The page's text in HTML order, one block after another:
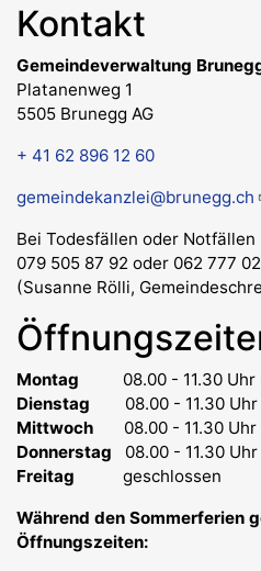
Kontakt
Gemeindeverwaltung
Platanenweg 1
5505 Brunegg AG
+ 41 62 896 12 60
gemeindekanzlei@brunegg.ch
Bei Todesfällen oder Notfällen
079 505 87 92 oder 062 777
(Susanne Rölli,
Montag 08.00 - 11.30 Uhr
Dienstag 08.00 - 11.30 Uhr
Mittwoch 08.00 - 11.30 Uhr
Donnerstag 08.00 - 11.30 Uhr
Freitag geschlossen
Während den Sommerferien
Öffnungszeiten: